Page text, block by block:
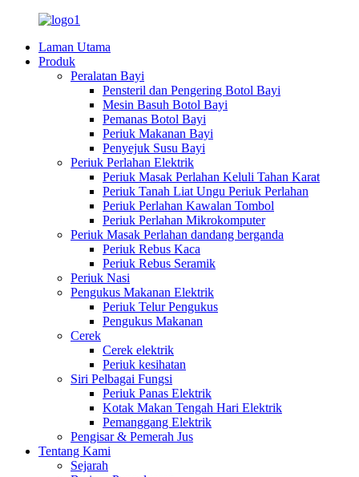
Laman Utama
Produk
Peralatan Bayi
Pensteril dan Pengering Botol Bayi
Mesin Basuh Botol Bayi
Pemanas Botol Bayi
Periuk Makanan Bayi
Penyejuk Susu Bayi
Periuk Perlahan Elektrik
Periuk Masak Perlahan Keluli Tahan Karat
Periuk Tanah Liat Ungu Periuk Perlahan
Periuk Perlahan Kawalan Tombol
Periuk Perlahan Mikrokomputer
Periuk Masak Perlahan dandang berganda
Periuk Rebus Kaca
Periuk Rebus Seramik
Periuk Nasi
Pengukus Makanan Elektrik
Periuk Telur Pengukus
Pengukus Makanan
Cerek
Cerek elektrik
Periuk kesihatan
Siri Pelbagai Fungsi
Periuk Panas Elektrik
Kotak Makan Tengah Hari Elektrik
Pemanggang Elektrik
Pengisar & Pemerah Jus
Tentang Kami
Sejarah